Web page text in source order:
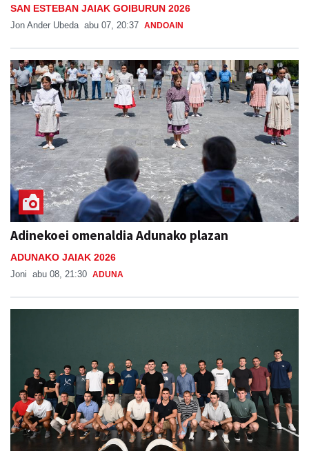
SAN ESTEBAN JAIAK GOIBURUN 2026
Jon Ander Ubeda abu 07, 20:37 ANDOAIN
Adinekoei omenaldia Adunako plazan
ADUNAKO JAIAK 2026
Joni abu 08, 21:30 ADUNA